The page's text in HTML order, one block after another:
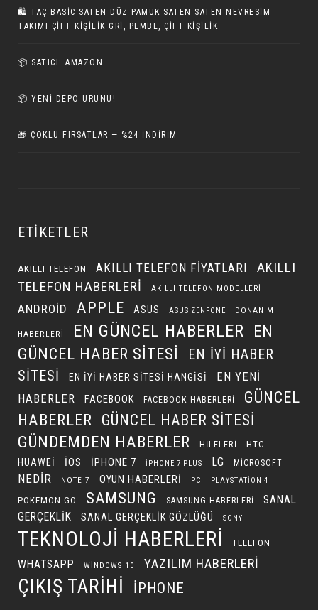
🛍️ TAÇ BASIC SATEN DÜZ PAMUK SATEN SATEN NEVRESIM
TAKIMI ÇIFT KIŞILIK GRI, PEMBE, ÇIFT KIŞILIK
📦 SATICI: AMAZON
📦 YENI DEPO ÜRÜNÜ!
🎁 ÇOKLU FIRSATLAR — %24 İNDIRIM
ETIKETLER
AKILLI TELEFON AKILLI TELEFON FIYATLARI
AKILLI
TELEFON HABERLERI
AKILLI TELEFON MODELLERI
ANDROID APPLE ASUS ASUS ZENFONE DONANIM
HABERLERI EN GÜNCEL HABERLER EN
GÜNCEL HABER SITESI
EN IYI HABER
SITESI
EN IYI HABER SITESI HANGISI
EN YENI
HABERLER
FACEBOOK FACEBOOK HABERLERI
GÜNCEL
HABERLER
GÜNCEL HABER SITESI
GÜNDEMDEN HABERLER HILELERI HTC
HUAWEI IOS IPHONE 7 IPHONE 7 PLUS LG MICROSOFT
NEDIR NOTE 7 OYUN HABERLERI PC PLAYSTATION 4
POKEMON GO SAMSUNG SAMSUNG HABERLERI
SANAL
GERÇEKLIK
SANAL GERÇEKLIK GÖZLÜĞÜ SONY
TEKNOLOJI HABERLERI TELEFON
WHATSAPP WINDOWS 10 YAZILIM HABERLERI
ÇIKIŞ TARIHI İPHONE